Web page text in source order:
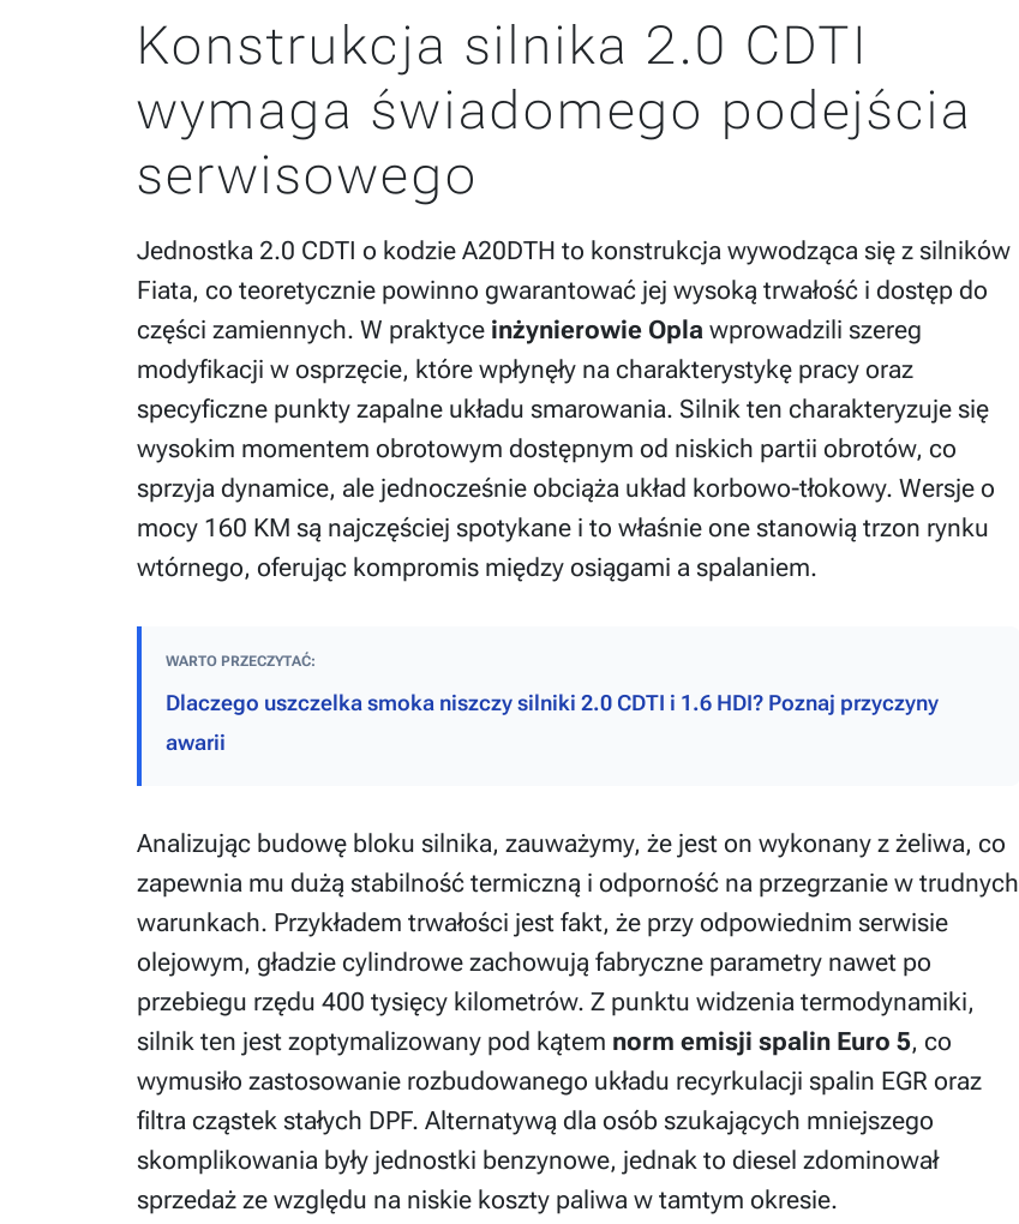
Konstrukcja silnika 2.0 CDTI
wymaga świadomego podejścia
serwisowego
Jednostka 2.0 CDTI o kodzie A20DTH to konstrukcja wywodząca się z silników
Fiata, co teoretycznie powinno gwarantować jej wysoką trwałość i dostęp do
części zamiennych. W praktyce inżynierowie Opla wprowadzili szereg
modyfikacji w osprzęcie, które wpłynęły na charakterystykę pracy oraz
specyficzne punkty zapalne układu smarowania. Silnik ten charakteryzuje się
wysokim momentem obrotowym dostępnym od niskich partii obrotów, co
sprzyja dynamice, ale jednocześnie obciąża układ korbowo-tłokowy. Wersje o
mocy 160 KM są najczęściej spotykane i to właśnie one stanowią trzon rynku
wtórnego, oferując kompromis między osiągami a spalaniem.
WARTO PRZECZYTAĆ:
Dlaczego uszczelka smoka niszczy silniki 2.0 CDTI i 1.6 HDI? Poznaj przyczyny
awarii
Analizując budowę bloku silnika, zauważymy, że jest on wykonany z żeliwa, co
zapewnia mu dużą stabilność termiczną i odporność na przegrzanie w trudnych
warunkach. Przykładem trwałości jest fakt, że przy odpowiednim serwisie
olejowym, gładzie cylindrowe zachowują fabryczne parametry nawet po
przebiegu rzędu 400 tysięcy kilometrów. Z punktu widzenia termodynamiki,
silnik ten jest zoptymalizowany pod kątem norm emisji spalin Euro 5, co
wymusiło zastosowanie rozbudowanego układu recyrkulacji spalin EGR oraz
filtra cząstek stałych DPF. Alternatywą dla osób szukających mniejszego
skomplikowania były jednostki benzynowe, jednak to diesel zdominował
sprzedaż ze względu na niskie koszty paliwa w tamtym okresie.